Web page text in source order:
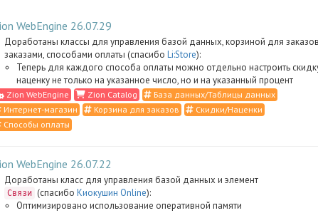
WebEngine 26.07.29
Доработаны классы для управления базой данных, корзиной для
заказами, способами оплаты (спасибо Li:Store):
Теперь для каждого способа оплаты можно отдельно настроить
наценку не только на указанное число, но и на указанный процент
Zion WebEngine Zion Catalog
База данных/Таблицы данных
Интернет-магазин
Корзина для заказов
Скидки/Наценки
Способы оплаты
WebEngine 26.07.22
Доработаны класс для управления базой данных и элемент
Связи (спасибо Киокушин Online):
Оптимизировано использование оперативной памяти